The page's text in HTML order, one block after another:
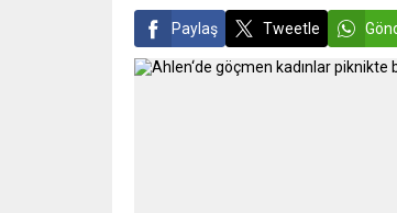
Paylaş Tweetle